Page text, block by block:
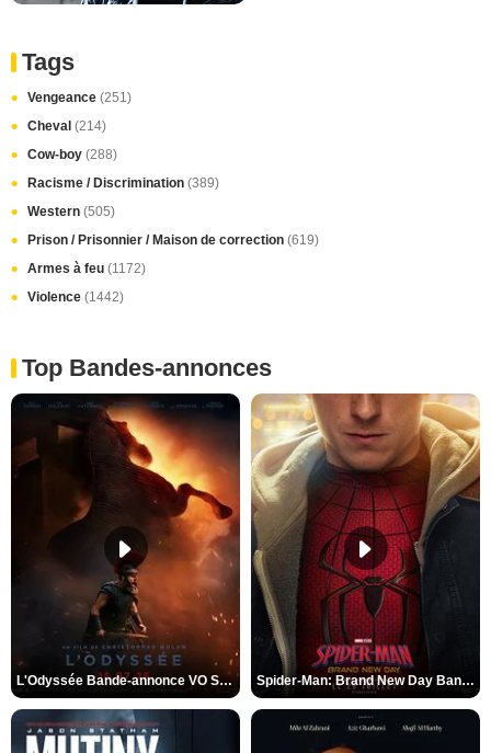
Tags
Vengeance (251)
Cheval (214)
Cow-boy (288)
Racisme / Discrimination (389)
Western (505)
Prison / Prisonnier / Maison de correction (619)
Armes à feu (1172)
Violence (1442)
Top Bandes-annonces
L'Odyssée Bande-annonce VO STFR Spider-Man: Brand New Day Bande-annonce VO STFR